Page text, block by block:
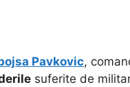
Pavkovic,
suferite de